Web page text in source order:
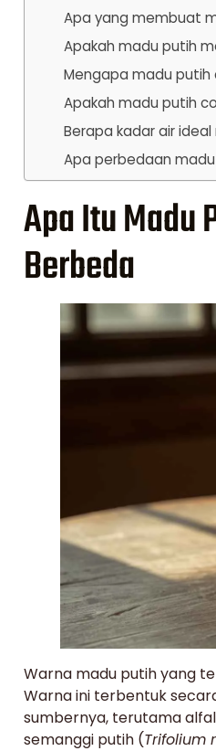
Apa yang membuat
Apakah madu putih
Mengapa madu
Apakah madu putih
Berapa kadar air
Apa perbedaan
Apa Itu Madu
Berbeda
Warna madu putih yang
Warna ini terbentuk
sumbernya, terutama
semanggi putih (Trifolium